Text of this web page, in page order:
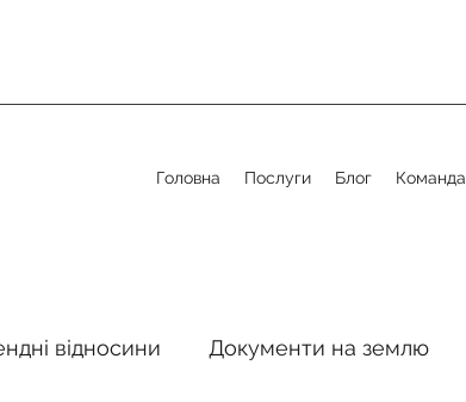
Головна Послуги Блог Команда
відносини Документи на землю